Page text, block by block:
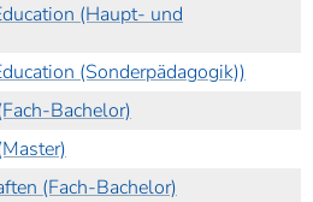
(Haupt- und
(Sonderpädagogik))
Bachelor)
(Fach-Bachelor)